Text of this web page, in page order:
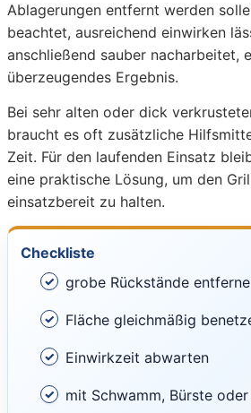
Ablagerungen entfernt werden
beachtet, ausreichend einwirken
anschließend sauber nacharbeitet,
überzeugendes Ergebnis.
Bei sehr alten oder dick
braucht es oft zusätzliche
Zeit. Für den laufenden Einsatz
eine praktische Lösung, um den
einsatzbereit zu halten.
Checkliste
grobe Rückstände
Fläche gleichmäßig
Einwirkzeit abwarten
mit Schwamm, Bürste